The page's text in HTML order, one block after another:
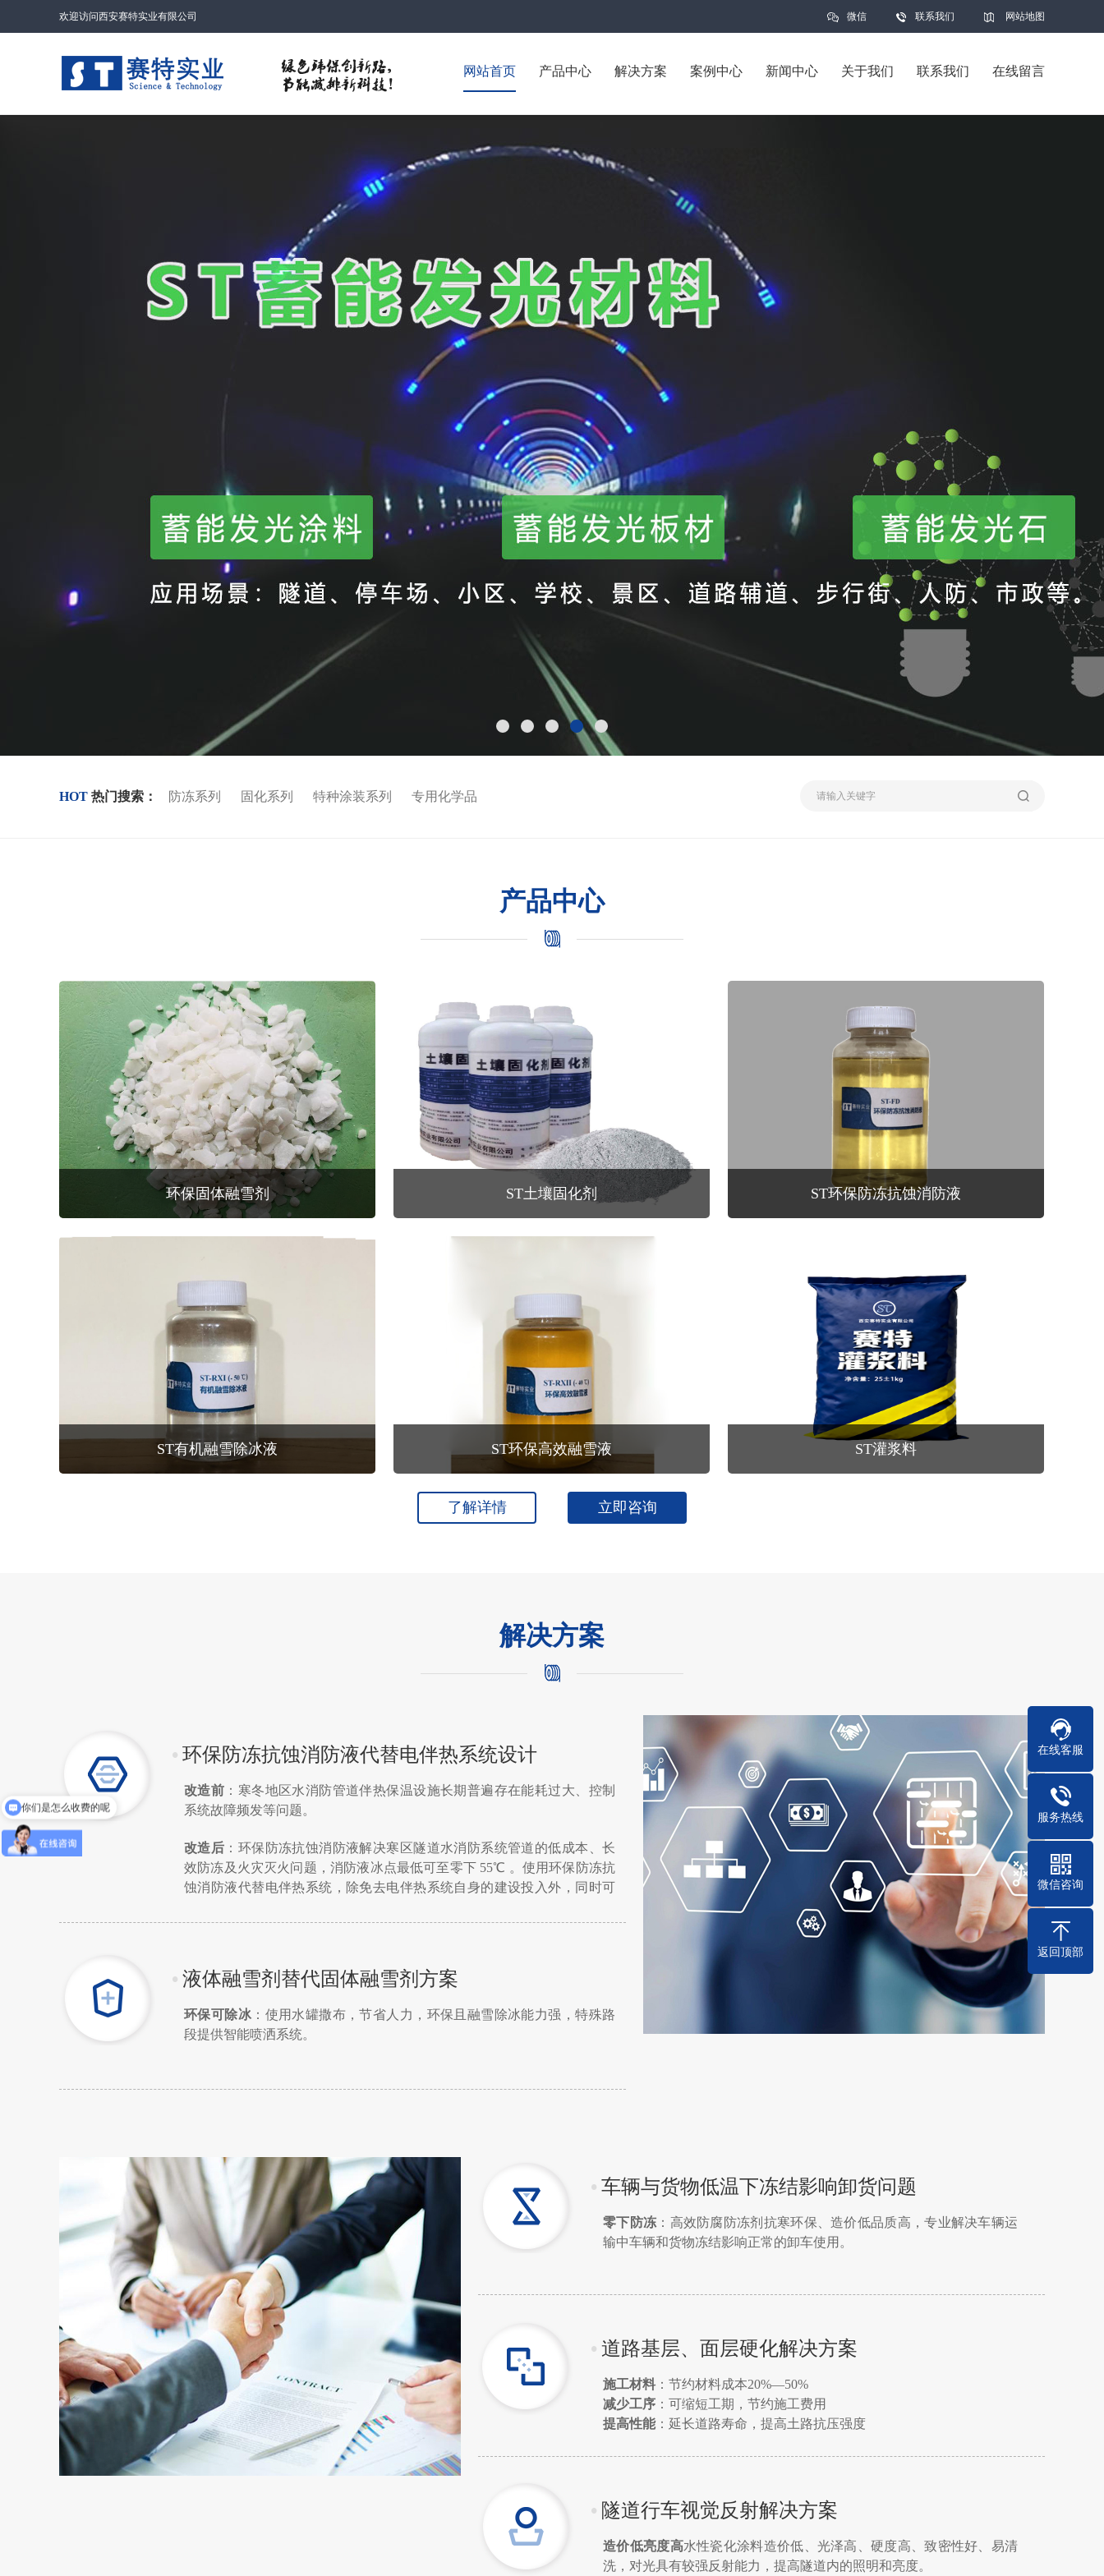
欢迎访问西安赛特实业有限公司 微信 联系我们 网站地图
网站首页 产品中心 解决方案 案例中心 新闻中心 关于我们 联系我们 在线留言
HOT 热门搜索： 防冻系列 固化系列 特种涂装系列 专用化学品
产品中心
环保固体融雪剂 ST土壤固化剂 ST环保防冻抗蚀消防液
ST有机融雪除冰液 ST环保高效融雪液 ST灌浆料
了解详情 立即咨询
解决方案
• 环保防冻抗蚀消防液代替电伴热系统设计
改造前 ：寒冬地区水消防管道伴热保温设施长期普遍存在能耗过大、控制
系统故障频发等问题。
改造后 ：环保防冻抗蚀消防液解决寒区隧道水消防系统管道的低成本、长
效防冻及火灾灭火问题，消防液冰点最低可至零下 55℃ 。使用环保防冻抗
蚀消防液代替电伴热系统，除免去电伴热系统自身的建设投入外，同时可
• 液体融雪剂替代固体融雪剂方案
环保可除冰 ：使用水罐撒布，节省人力，环保且融雪除冰能力强，特殊路
段提供智能喷洒系统。
• 车辆与货物低温下冻结影响卸货问题
零下防冻 ：高效防腐防冻剂抗寒环保、造价低品质高，专业解决车辆运
输中车辆和货物冻结影响正常的卸车使用。
• 道路基层、面层硬化解决方案
施工材料 ：节约材料成本20%—50%
减少工序 ：可缩短工期，节约施工费用
提高性能：延长道路寿命，提高土路抗压强度
• 隧道行车视觉反射解决方案
造价低亮度高水性瓷化涂料造价低、光泽高、硬度高、致密性好、易清
洗，对光具有较强反射能力，提高隧道内的照明和亮度。
在线客服
服务热线
微信咨询
返回顶部
现在有优惠活动吗